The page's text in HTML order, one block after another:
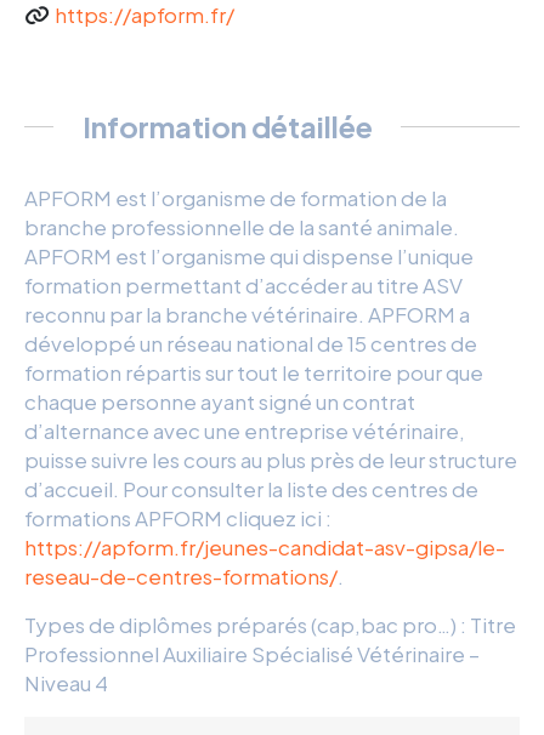
https://apform.fr/
Information détaillée
APFORM est l’organisme de formation de la
branche professionnelle de la santé animale.
APFORM est l’organisme qui dispense l’unique
formation permettant d’accéder au titre ASV
reconnu par la branche vétérinaire. APFORM a
développé un réseau national de 15 centres de
formation répartis sur tout le territoire pour que
chaque personne ayant signé un contrat
d’alternance avec une entreprise vétérinaire,
puisse suivre les cours au plus près de leur structure
d’accueil. Pour consulter la liste des centres de
formations APFORM cliquez ici :
https://apform.fr/jeunes-candidat-asv-gipsa/le-
reseau-de-centres-formations/.
Types de diplômes préparés (cap,bac pro…) : Titre
Professionnel Auxiliaire Spécialisé Vétérinaire –
Niveau 4